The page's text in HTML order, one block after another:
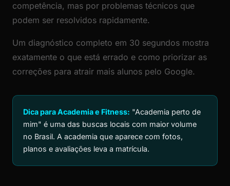
competência, mas por problemas técnicos que
podem ser resolvidos rapidamente.
Um diagnóstico completo em 30 segundos mostra
exatamente o que está errado e como priorizar as
correções para atrair mais alunos pelo Google.
Dica para Academia e Fitness: "Academia perto de
mim" é uma das buscas locais com maior volume
no Brasil. A academia que aparece com fotos,
planos e avaliações leva a matrícula.